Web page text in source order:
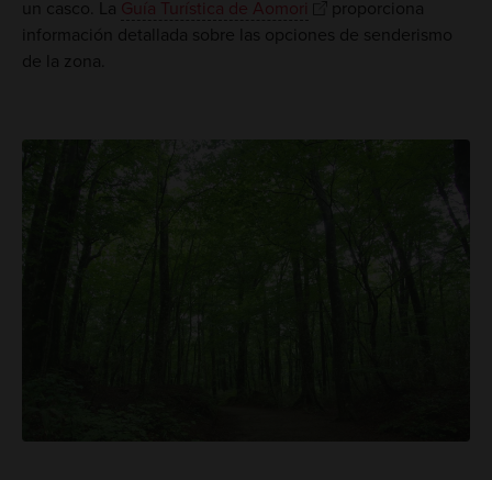
un casco. La Guía Turística de Aomori
proporciona
información detallada sobre las opciones de senderismo
de la zona.